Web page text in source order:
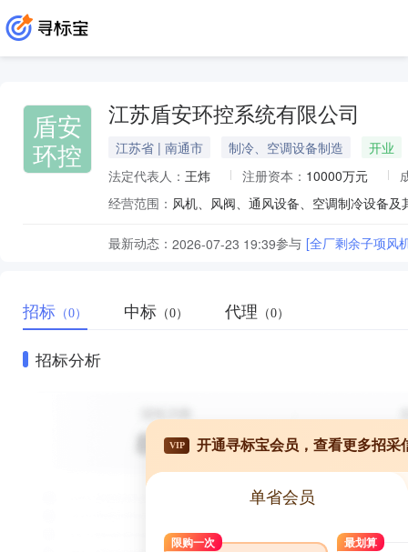
盾安
环控
江苏盾安环控系统有限公司
江苏省 | 南通市 制冷、空调设备制造
开业
法定代表人： 王炜 注册资本： 10000万元
经营范围：
最新动态： 2026-07-23 19:39参与 [全厂剩余子项风
招标 （0） 中标 （0） 代理 （0）
招标分析
VIP 开通寻标宝会员，查看更多招采
单省会员
限购一次 最划算